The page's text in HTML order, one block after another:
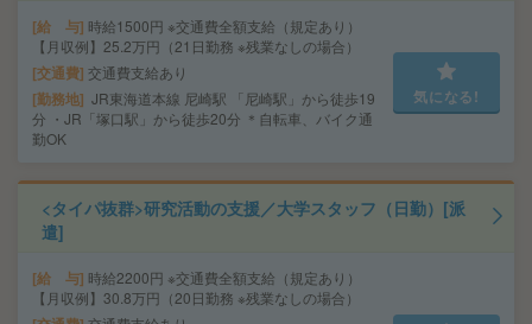
給 与 時給1500円 ※交通費全額支給（規定あり）
【月収例】25.2万円（21日勤務 ※残業なしの場合）
交通費 交通費支給あり
勤務地 JR東海道本線 尼崎駅 「尼崎駅」から徒歩19
分 ・JR「塚口駅」から徒歩20分 ＊自転車、バイク通
勤OK
気になる!
<タイパ抜群>研究活動の支援／大学スタッフ（日勤）[派
遣]
給 与 時給2200円 ※交通費全額支給（規定あり）
【月収例】30.8万円（20日勤務 ※残業なしの場合）